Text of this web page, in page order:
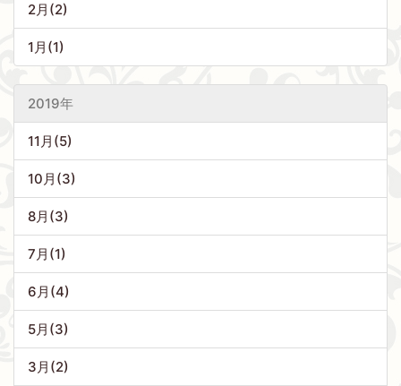
2月(2)
1月(1)
2019年
11月(5)
10月(3)
8月(3)
7月(1)
6月(4)
5月(3)
3月(2)